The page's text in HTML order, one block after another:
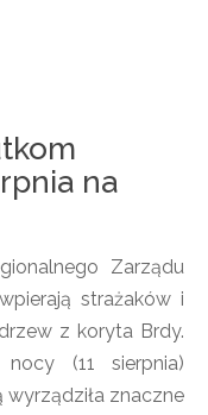
na
Zarządu
strażaków i
z koryta Brdy.
(11 sierpnia)
wyrządziła znaczne